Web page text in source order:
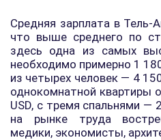
Средняя зарплата в Тель-
что выше среднего по
здесь одна из самых
необходимо примерно 1
из четырех человек — 4
однокомнатной квартиры
USD, с тремя спальнями —
на рынке труда
медики, экономисты,